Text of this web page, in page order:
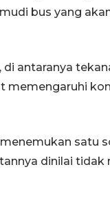
bus yang
antaranya
memengaruhi
satu
dinilai tidak